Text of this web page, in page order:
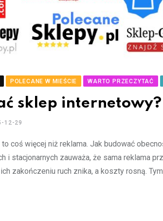
POLECANE W MIEŚCIE WARTO PRZECZYTAĆ
sklep
12-29
coś więcej niż reklama. Jak budować
i stacjonarnych zauważa, że sama reklama
zakończeniu ruch znika, a koszty rosną.